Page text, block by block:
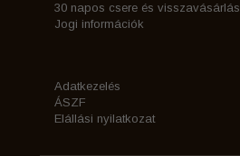
30 napos csere és visszavásárlás
Jogi információk
Adatkezelés
ÁSZF
Elállási nyilatkozat